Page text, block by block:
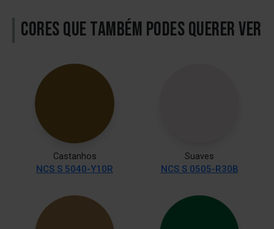
CORES QUE TAMBÉM PODES QUERER VER
Castanhos
NCS S 5040-Y10R
Suaves
NCS S 0505-R30B